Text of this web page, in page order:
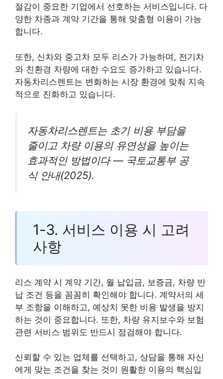
절감이 중요한 기업에서 선호하는 서비스입니다. 다
양한 차종과 계약 기간을 통해 맞춤형 이용이 가능
합니다.
또한, 신차와 중고차 모두 리스가 가능하며, 전기차
와 친환경 차량에 대한 수요도 증가하고 있습니다.
자동차리스렌트는 변화하는 시장 환경에 맞춰 지속
적으로 진화하고 있습니다.
자동차리스렌트는 초기 비용 부담을
줄이고 차량 이용의 유연성을 높이는
효과적인 방법이다 — 국토교통부 공
식 안내(2025).
1-3. 서비스 이용 시 고려
사항
리스 계약 시 계약 기간, 월 납입금, 보증금, 차량 반
납 조건 등을 꼼꼼히 확인해야 합니다. 계약서의 세
부 조항을 이해하고, 예상치 못한 비용 발생을 방지
하는 것이 중요합니다. 또한, 차량 유지보수와 보험
관련 서비스 범위도 반드시 점검해야 합니다.
신뢰할 수 있는 업체를 선택하고, 상담을 통해 자신
에게 맞는 조건을 찾는 것이 원활한 이용의 핵심입